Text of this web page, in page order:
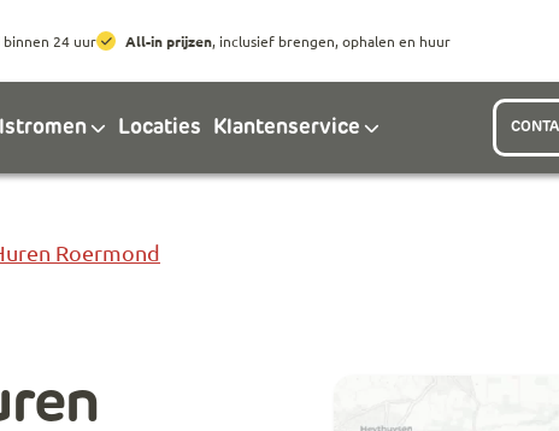
binnen 24 uur All-in prijzen, inclusief brengen, ophalen en huur
Locaties Klantenservice
Roermond